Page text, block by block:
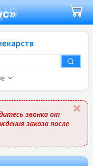
звонка от
заказа после